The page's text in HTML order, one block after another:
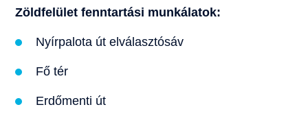
Zöldfelület fenntartási munkálatok:
Nyírpalota út elválasztósáv
Fő tér
Erdőmenti út